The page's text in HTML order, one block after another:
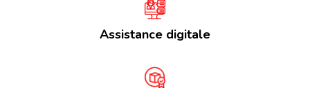
Assistance digitale